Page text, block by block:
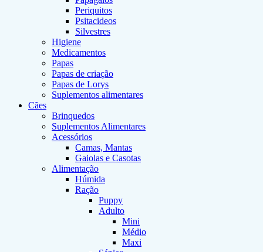
Periquitos
Psitacideos
Silvestres
Higiene
Medicamentos
Papas
Papas de criação
Papas de Lorys
Suplementos alimentares
Cães
Brinquedos
Suplementos Alimentares
Acessórios
Camas, Mantas
Gaiolas e Casotas
Alimentação
Húmida
Ração
Puppy
Adulto
Mini
Médio
Maxi